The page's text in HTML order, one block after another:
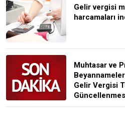
Gelir vergisi
harcamaları
Muhtasar ve
Gelir Vergisi